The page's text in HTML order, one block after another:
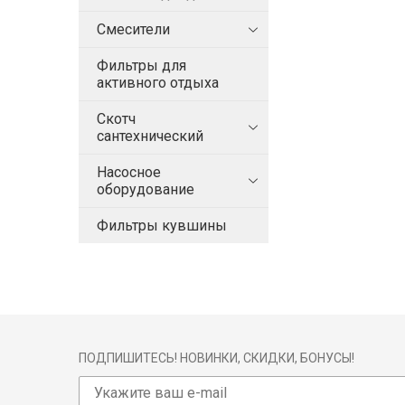
Смесители
Фильтры для
активного отдыха
Скотч
сантехнический
Насосное
оборудование
Фильтры кувшины
ПОДПИШИТЕСЬ! НОВИНКИ, СКИДКИ, БОНУСЫ!